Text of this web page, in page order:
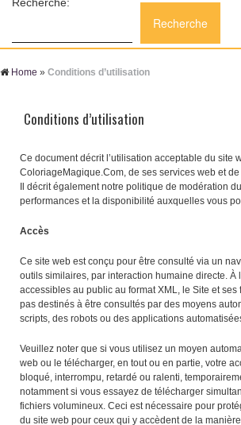
Home » Conditions d’utilisation
Conditions d’utilisation
Ce document décrit l’utilisation acceptable du site
ColoriageMagique.Com, de ses services web et
Il décrit également notre politique de modération
performances et la disponibilité auxquelles vous
Accès
Ce site web est conçu pour être consulté via un
outils similaires, par interaction humaine directe. À
accessibles au public au format XML, le Site et
pas destinés à être consultés par des moyens
scripts, des robots ou des applications
Veuillez noter que si vous utilisez un moyen
web ou le télécharger, en tout ou en partie, votre
bloqué, interrompu, retardé ou ralenti,
notamment si vous essayez de télécharger
fichiers volumineux. Ceci est nécessaire pour
du site web pour ceux qui y accèdent de la